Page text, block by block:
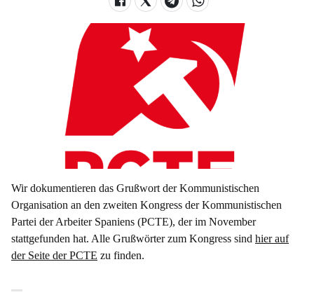
Wir dokumentieren das Grußwort der Kommunistischen
Organisation an den zweiten Kongress der Kommunistischen
Partei der Arbeiter Spaniens (PCTE), der im November
stattgefunden hat. Alle Grußwörter zum Kongress sind hier auf
der Seite der PCTE zu finden.